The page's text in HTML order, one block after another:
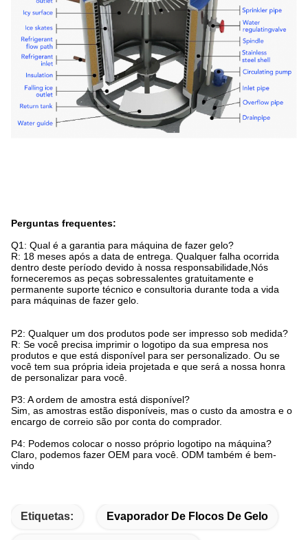
Perguntas frequentes:
Q1: Qual é a garantia para máquina de fazer gelo?
R: 18 meses após a data de entrega. Qualquer falha ocorrida
dentro deste período devido à nossa responsabilidade,Nós
forneceremos as peças sobressalentes gratuitamente e
permanente suporte técnico e consultoria durante toda a vida
para máquinas de fazer gelo.
P2: Qualquer um dos produtos pode ser impresso sob medida?
R: Se você precisa imprimir o logotipo da sua empresa nos
produtos e que está disponível para ser personalizado. Ou se
você tem sua própria ideia projetada e que será a nossa honra
de personalizar para você.
P3: A ordem de amostra está disponível?
Sim, as amostras estão disponíveis, mas o custo da amostra e o
encargo de correio são por conta do comprador.
P4: Podemos colocar o nosso próprio logotipo na máquina?
Claro, podemos fazer OEM para você. ODM também é bem-
vindo
Etiquetas: Evaporador De Flocos De Gelo